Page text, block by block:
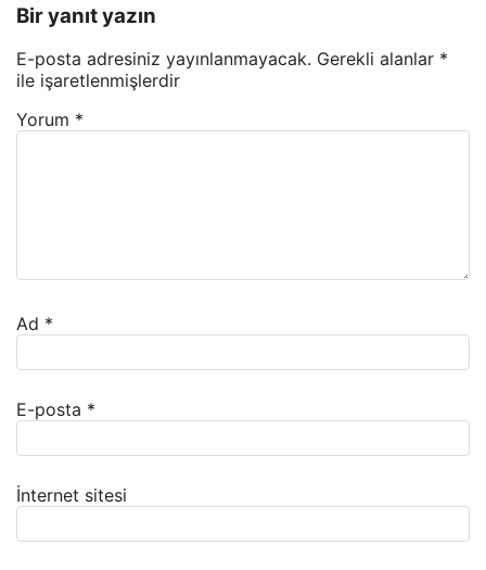
Bir yanıt yazın
E-posta adresiniz yayınlanmayacak. Gerekli alanlar *
ile işaretlenmişlerdir
Yorum *
Ad *
E-posta *
İnternet sitesi